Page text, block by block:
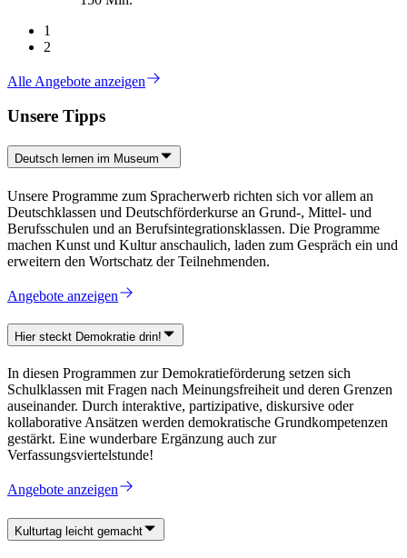
1
2
Alle Angebote anzeigen
Unsere Tipps
Deutsch lernen im Museum
Unsere Programme zum Spracherwerb richten sich vor allem an
Deutschklassen und Deutschförderkurse an Grund-, Mittel- und
Berufsschulen und an Berufsintegrationsklassen. Die Programme
machen Kunst und Kultur anschaulich, laden zum Gespräch ein und
erweitern den Wortschatz der Teilnehmenden.
Angebote anzeigen
Hier steckt Demokratie drin!
In diesen Programmen zur Demokratieförderung setzen sich
Schulklassen mit Fragen nach Meinungsfreiheit und deren Grenzen
auseinander. Durch interaktive, partizipative, diskursive oder
kollaborative Ansätzen werden demokratische Grundkompetenzen
gestärkt. Eine wunderbare Ergänzung auch zur
Verfassungsviertelstunde!
Angebote anzeigen
Kulturtag leicht gemacht